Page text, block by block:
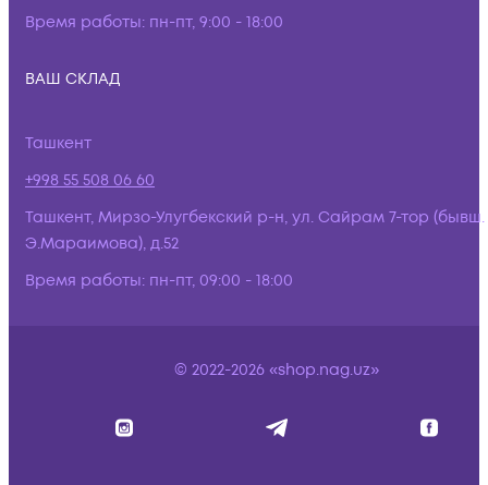
Время работы: пн-пт, 9:00 - 18:00
ВАШ СКЛАД
Ташкент
+998 55 508 06 60
Ташкент, Мирзо-Улугбекский р-н, ул. Сайрам 7-тор (бывш.
Э.Мараимова), д.52
Время работы: пн-пт, 09:00 - 18:00
© 2022-2026 «shop.nag.uz»